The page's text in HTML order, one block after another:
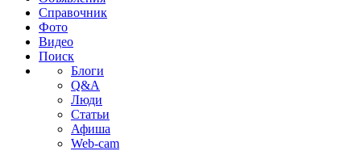
Справочник
Фото
Видео
Поиск
Блоги
Q&A
Люди
Статьи
Афиша
Web-cam